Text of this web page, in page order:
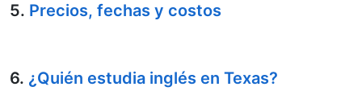
5. Precios, fechas y costos
6. ¿Quién estudia inglés en Texas?